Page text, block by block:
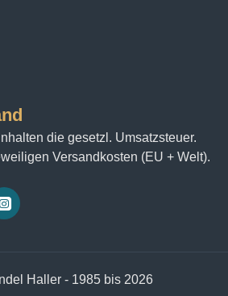
die gesetzl. Umsatzsteuer.
Versandkosten (EU + Welt).
Haller - 1985 bis 2026